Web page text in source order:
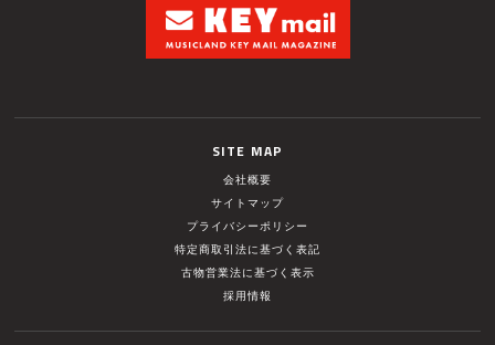
SITE MAP
会社概要
サイトマップ
プライバシーポリシー
特定商取引法に基づく表記
古物営業法に基づく表示
採用情報